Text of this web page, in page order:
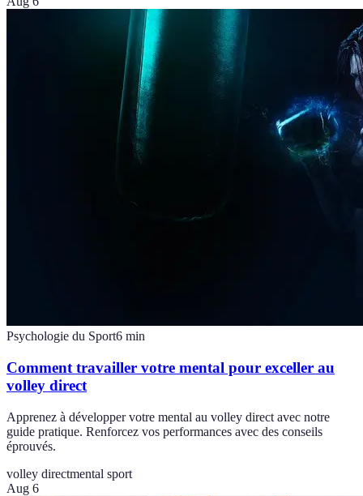
Psychologie du Sport6 min
Comment travailler votre mental pour exceller au
volley direct
Apprenez à développer votre mental au volley direct avec notre
guide pratique. Renforcez vos performances avec des conseils
éprouvés.
volley directmental sport
Aug 6